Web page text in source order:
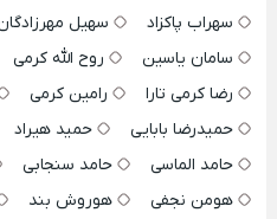
سهراب پاکزاد
سهیل
سامان یاسین
روح الله کرمی
رضا کرمی تارا
رامین کرمی
حمیدرضا بابایی
حمید هیراد
حامد الماسی
حامد سنجابی
هومن نجفی
هوروش بند